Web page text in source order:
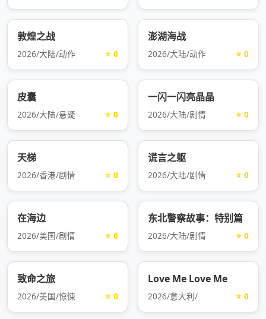
敦煌之战
2026/大陆/动作 ⭐ 0
澎湖海战
2026/大陆/动作 ⭐ 0
皮囊
2026/大陆/悬疑 ⭐ 0
一闪一闪亮晶晶
2026/大陆/剧情 ⭐ 0
天梯
2026/香港/剧情 ⭐ 0
谎言之躯
2026/大陆/剧情 ⭐ 0
在海边
2026/美国/剧情 ⭐ 0
东北警察故事：特别篇
2026/大陆/剧情 ⭐ 0
致命之旅
2026/美国/惊悚 ⭐ 0
Love Me Love Me
2026/意大利/ ⭐ 0